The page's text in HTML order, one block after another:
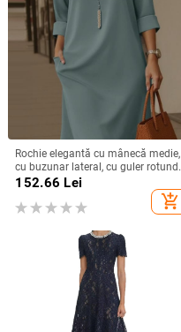
Rochie elegantă cu mânecă medie,
cu buzunar lateral, cu guler rotund,
versatilă, de culoare solidă, din
152.66 Lei
add_shopping_cart